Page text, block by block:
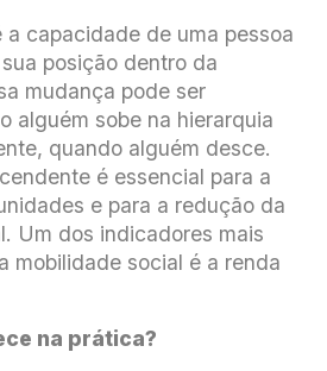
a capacidade de uma pessoa
posição dentro da
mudança pode ser
alguém sobe na hierarquia
quando alguém desce.
é essencial para a
e para a redução da
Um dos indicadores mais
mobilidade social é a renda
na prática?